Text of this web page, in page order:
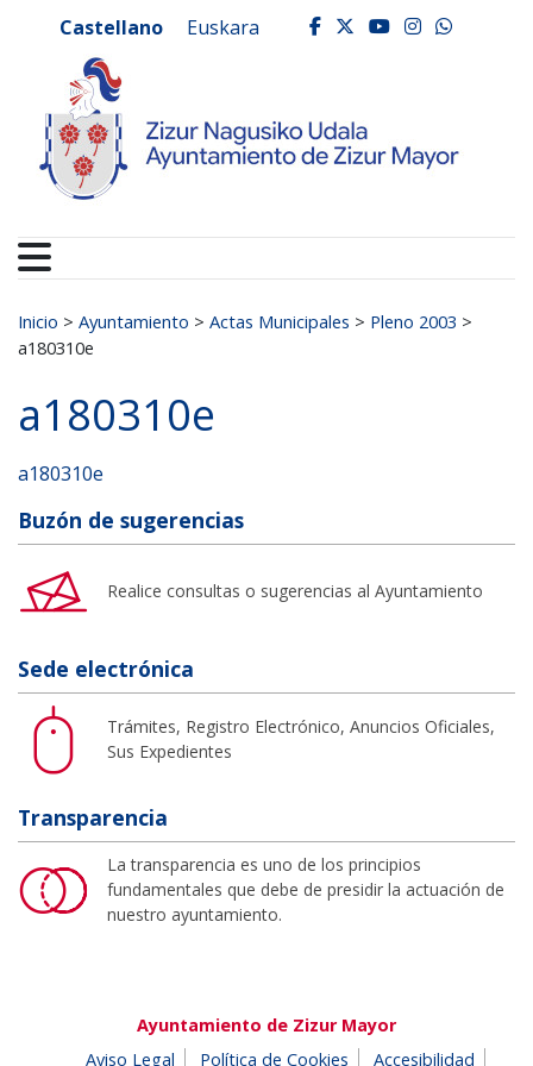
Ayuntamiento de
Castellano Euskara facebook
twitter
youtube
Buscar:
Inicio > Ayuntamiento > Actas Municipales > Pleno 2003 >
a180310e
a180310e
a180310e
Buzón de sugerencias
Realice consultas o sugerencias al Ayuntamiento
Sede electrónica
Trámites, Registro Electrónico, Anuncios Oficiales,
Sus Expedientes
Transparencia
La transparencia es uno de los principios
fundamentales que debe de presidir la actuación de
nuestro ayuntamiento.
Ayuntamiento de Zizur Mayor
Aviso Legal
Política de Cookies Accesibilidad